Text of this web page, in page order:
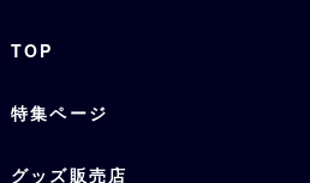
TOP
特集ページ
グッズ販売店